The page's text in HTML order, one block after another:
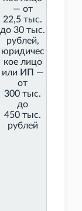
— от
22,5 тыс.
до 30 тыс.
рублей,
юридичес
кое лицо
или ИП —
от
300 тыс.
до
450 тыс.
рублей